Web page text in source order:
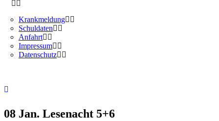
Krankmeldung
Schuldaten
Anfahrt
Impressum
Datenschutz
08 Jan. Lesenacht 5+6